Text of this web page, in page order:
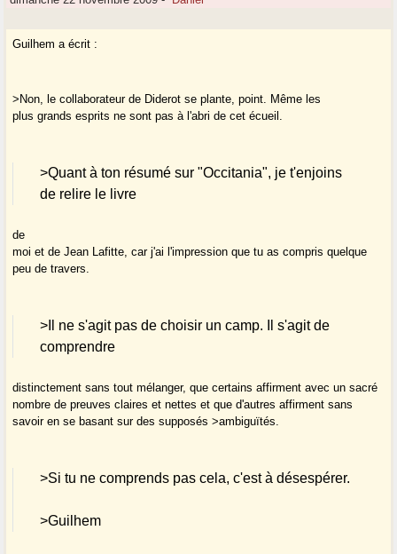
Guilhem a écrit :
>Non, le collaborateur de Diderot se plante, point. Même les
plus grands esprits ne sont pas à l'abri de cet écueil.
>Quant à ton résumé sur "Occitania", je t'enjoins
de relire le livre
de
moi et de Jean Lafitte, car j'ai l'impression que tu as compris quelque
peu de travers.
>Il ne s'agit pas de choisir un camp. Il s'agit de
comprendre
distinctement sans tout mélanger, que certains affirment avec un sacré
nombre de preuves claires et nettes et que d'autres affirment sans
savoir en se basant sur des supposés >ambiguïtés.
>Si tu ne comprends pas cela, c'est à désespérer.
>Guilhem